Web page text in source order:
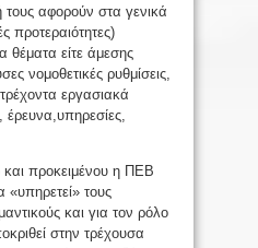
αφορούν στα γενικά
προτεραιότητες)
θέματα είτε άμεσης
νομοθετικές ρυθμίσεις,
εργασιακά
προκειμένου η ΠΕΒ
τους
και για τον ρόλο
στην τρέχουσα